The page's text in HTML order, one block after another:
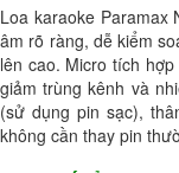
Loa karaoke Paramax
âm rõ ràng, dễ kiểm
lên cao. Micro tích
giảm trùng kênh và
(sử dụng pin sạc),
không cần thay pin